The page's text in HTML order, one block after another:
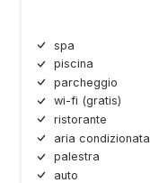
spa
piscina
parcheggio
wi-fi (gratis)
ristorante
aria condizionata
palestra
auto